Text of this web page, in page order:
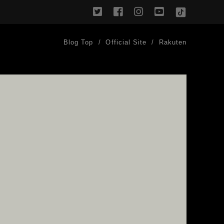
twitterfacebookinstagram
youtube
TikTok
Blog Top Official Site Rakuten